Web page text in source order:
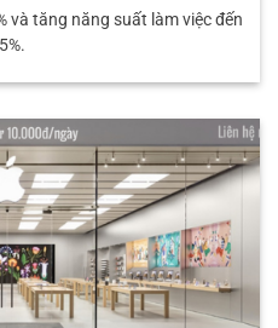
và tăng năng suất làm việc đến